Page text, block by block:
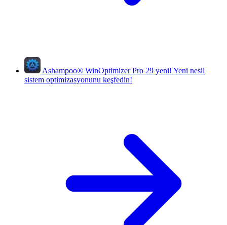
Ashampoo® WinOptimizer Pro 29 yeni! Yeni nesil
sistem optimizasyonunu keşfedin!